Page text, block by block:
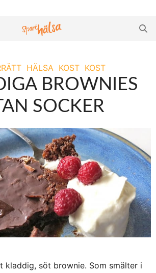
HÄLSA KOST KOST
BROWNIES
SOCKER
kladdig, söt brownie. Som smälter i